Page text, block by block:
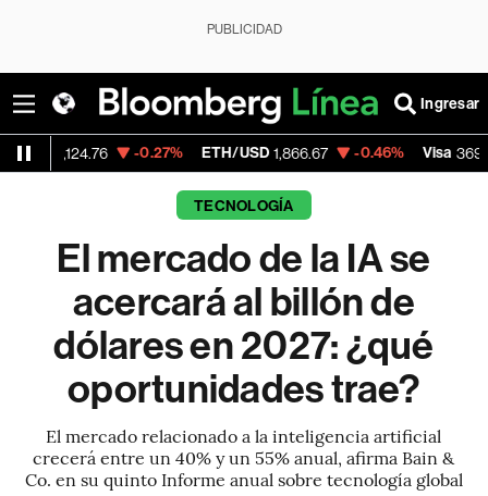
PUBLICIDAD
Ingresar
-0.27% ETH/USD 1,866.67 -0.46% Visa 369.59
TECNOLOGÍA
El mercado de la IA se
acercará al billón de
dólares en 2027: ¿qué
oportunidades trae?
El mercado relacionado a la inteligencia artificial
crecerá entre un 40% y un 55% anual, afirma Bain &
Co. en su quinto Informe anual sobre tecnología global